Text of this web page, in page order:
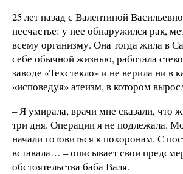
25 лет назад с Валентиной
несчастье: у нее обнаружился рак,
всему организму. Она тогда жила в
себе обычной жизнью, работала
заводе «Техстекло» и не верила ни в
«исповедуя» атеизм, в котором
– Я умирала, врачи мне сказали, что
три дня. Операции я не подлежала.
начали готовиться к похоронам. С
вставала… – описывает свои
обстоятельства баба Валя.